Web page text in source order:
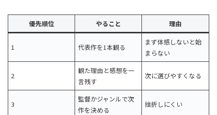
優先順位 やること 理由
1 代表作を1本観る
まず体感しないと始
まらない
2
観た理由と感想を一
言残す
次に選びやすくなる
3
監督かジャンルで次
作を決める
挫折しにくい